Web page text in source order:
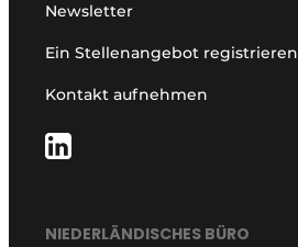
Newsletter
Ein Stellenangebot registrieren
Kontakt aufnehmen
NIEDERLÄNDISCHES BÜRO